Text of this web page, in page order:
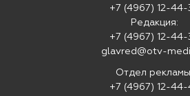
+7 (4967) 12-44-
Редакция:
+7 (4967) 12-44-
glavred@otv-
Отдел
+7 (4967) 12-44-